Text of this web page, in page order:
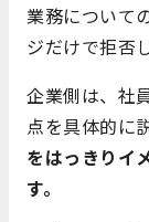
業務について
ジだけで拒否
企業側は、社
点を具体的に
をはっきりイ
す。